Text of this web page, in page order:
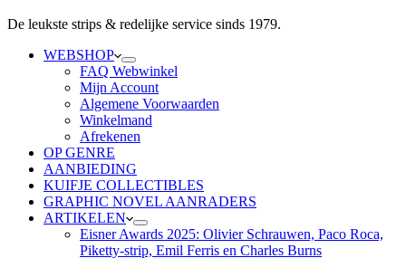
De leukste strips & redelijke service sinds 1979.
WEBSHOP
FAQ Webwinkel
Mijn Account
Algemene Voorwaarden
Winkelmand
Afrekenen
OP GENRE
AANBIEDING
KUIFJE COLLECTIBLES
GRAPHIC NOVEL AANRADERS
ARTIKELEN
Eisner Awards 2025: Olivier Schrauwen, Paco Roca,
Piketty-strip, Emil Ferris en Charles Burns